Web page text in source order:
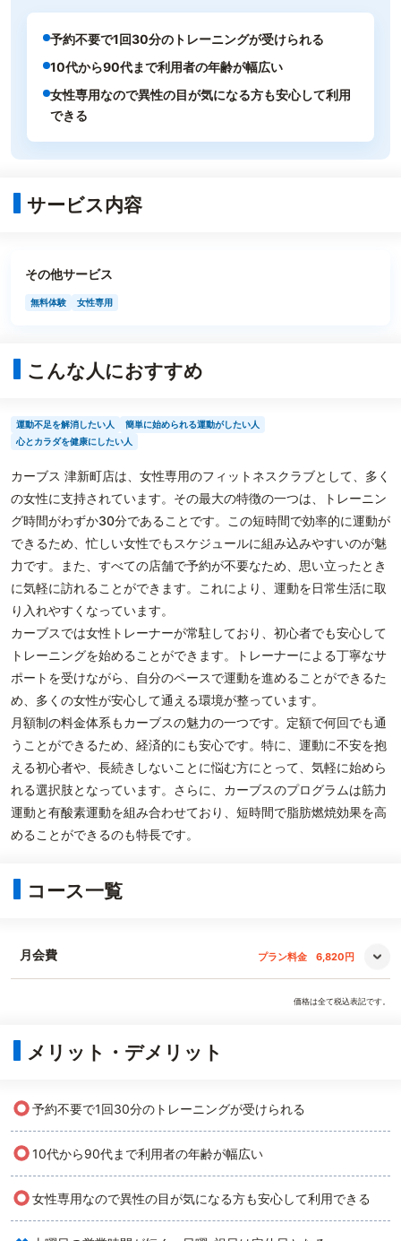
予約不要で1回30分のトレーニングが受けられる
10代から90代まで利用者の年齢が幅広い
女性専用なので異性の目が気になる方も安心して利用
できる
サービス内容
その他サービス
無料体験 女性専用
こんな人におすすめ
運動不足を解消したい人
簡単に始められる運動がしたい人
心とカラダを健康にしたい人
カーブス 津新町店は、女性専用のフィットネスクラブとして、多く
の女性に支持されています。その最大の特徴の一つは、トレーニン
グ時間がわずか30分であることです。この短時間で効率的に運動が
できるため、忙しい女性でもスケジュールに組み込みやすいのが魅
力です。また、すべての店舗で予約が不要なため、思い立ったとき
に気軽に訪れることができます。これにより、運動を日常生活に取
り入れやすくなっています。
カーブスでは女性トレーナーが常駐しており、初心者でも安心して
トレーニングを始めることができます。トレーナーによる丁寧なサ
ポートを受けながら、自分のペースで運動を進めることができるた
め、多くの女性が安心して通える環境が整っています。
月額制の料金体系もカーブスの魅力の一つです。定額で何回でも通
うことができるため、経済的にも安心です。特に、運動に不安を抱
える初心者や、長続きしないことに悩む方にとって、気軽に始めら
れる選択肢となっています。さらに、カーブスのプログラムは筋力
運動と有酸素運動を組み合わせており、短時間で脂肪燃焼効果を高
めることができるのも特長です。
コース一覧
月会費 プラン料金 6,820円
価格は全て税込表記です。
メリット・デメリット
○予約不要で1回30分のトレーニングが受けられる
○10代から90代まで利用者の年齢が幅広い
○女性専用なので異性の目が気になる方も安心して利用できる